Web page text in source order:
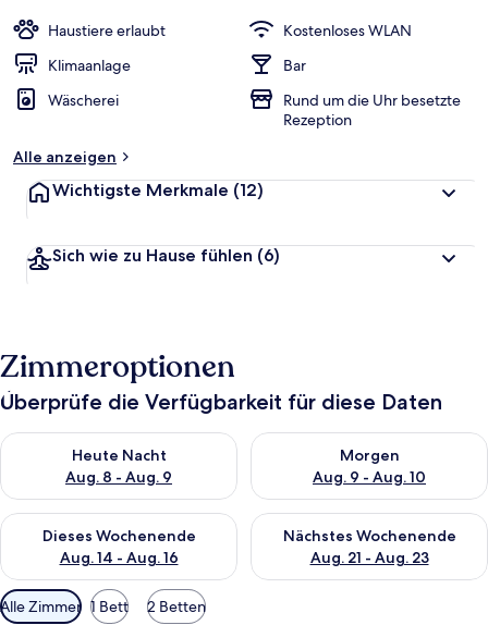
Haustiere erlaubt
Kostenloses WLAN
Klimaanlage
Bar
Wäscherei
Rund um die Uhr besetzte
Rezeption
Alle anzeigen
Wichtigste Merkmale (12)
Sich wie zu Hause fühlen (6)
Zimmeroptionen
Überprüfe die Verfügbarkeit für diese Daten
Heute Nacht
Aug. 8 - Aug. 9
Überprüfe die Verfügbarkeit für heute Nacht, Aug. 8 - Aug. 9.
Morgen
Aug. 9 - Aug. 10
Überprüfe die Verfügbarkeit
Dieses Wochenende
Aug. 14 - Aug. 16
Überprüfe die Verfügbarkeit für dieses Wochenende, Aug. 14
Nächstes Wochenende
Aug. 21 - Aug. 23
Überprüfe die Verfügbarkeit
Verfügbare
Alle Zimmer 1 Bett 2 Betten